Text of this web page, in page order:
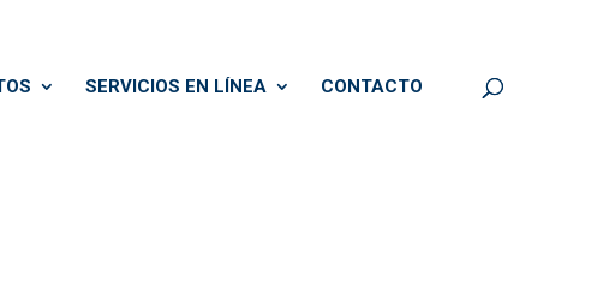
SERVICIOS EN LÍNEA CONTACTO